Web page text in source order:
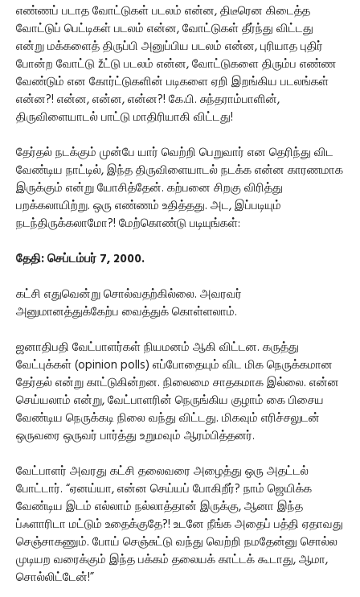
எண்ணப் படாத வோட்டுகள் படலம் என்ன, திடீரென கிடைத்த
வோட்டுப் பெட்டிகள் படலம் என்ன, வோட்டுகள் தீர்ந்து விட்டது
என்று மக்களைத் திருப்பி அனுப்பிய படலம் என்ன, புரியாத புதிர்
போன்ற வோட்டு žட்டு படலம் என்ன, வோட்டுகளை திரும்ப எண்ண
வேண்டும் என கோர்ட்டுகளின் படிகளை ஏறி இறங்கிய படலங்கள்
என்ன?! என்ன, என்ன, என்ன?! கே.பி. சுந்தராம்பாளின்,
திருவிளையாடல் பாட்டு மாதிரியாகி விட்டது!
தேர்தல் நடக்கும் முன்பே யார் வெற்றி பெறுவார் என தெரிந்து விட
வேண்டிய நாட்டில், இந்த திருவிளையாடல் நடக்க என்ன காரணமாக
இருக்கும் என்று யோசித்தேன். கற்பனை சிறகு விரித்து
பறக்கலாயிற்று. ஒரு எண்ணம் உதித்தது. அட, இப்படியும்
நடந்திருக்கலாமோ?! மேற்கொண்டு படியுங்கள்:
தேதி: செப்டம்பர் 7, 2000.
கட்சி எதுவென்று சொல்வதற்கில்லை. அவரவர்
அனுமானத்துக்கேற்ப வைத்துக் கொள்ளலாம்.
ஜனாதிபதி வேட்பாளர்கள் நியமனம் ஆகி விட்டன. கருத்து
வேட்புக்கள் (opinion polls) எப்போதையும் விட மிக நெருக்கமான
தேர்தல் என்று காட்டுகின்றன. நிலைமை சாதகமாக இல்லை. என்ன
செய்யலாம் என்று, வேட்பாளரின் நெருங்கிய குழாம் கை பிசைய
வேண்டிய நெருக்கடி நிலை வந்து விட்டது. மிகவும் எரிச்சலுடன்
ஒருவரை ஒருவர் பார்த்து உறுமவும் ஆரம்பித்தனர்.
வேட்பாளர் அவரது கட்சி தலைவரை அழைத்து ஒரு அதட்டல்
போட்டார். “ஏனய்யா, என்ன செய்யப் போகிறீர்? நாம் ஜெயிக்க
வேண்டிய இடம் எல்லாம் நல்லாத்தான் இருக்கு, ஆனா இந்த
ப்ஃளாரிடா மட்டும் உதைக்குதே?! உடனே நீங்க அதைப் பத்தி ஏதாவது
செஞ்சாகணும். போய் செஞ்சுட்டு வந்து வெற்றி நமதேன்னு சொல்ல
முடியற வரைக்கும் இந்த பக்கம் தலையக் காட்டக் கூடாது, ஆமா,
சொல்லிட்டேன்!”